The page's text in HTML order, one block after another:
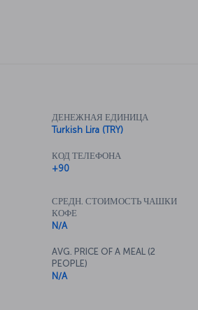
ДЕНЕЖНАЯ ЕДИНИЦА
Turkish Lira (TRY)
КОД ТЕЛЕФОНА
+90
СРЕДН. СТОИМОСТЬ ЧАШКИ
КОФЕ
N/A
AVG. PRICE OF A MEAL (2
PEOPLE)
N/A